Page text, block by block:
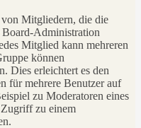
Mitgliedern, die die
Administration
Mitglied kann mehreren
können
Dies erleichtert es den
für mehrere Benutzer auf
zu Moderatoren eines
zu einem